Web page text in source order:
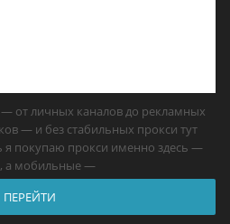
— от личных каналов до рекламных
— и без стабильных прокси тут
я покупаю прокси именно здесь —
, а мобильные —
ПЕРЕЙТИ